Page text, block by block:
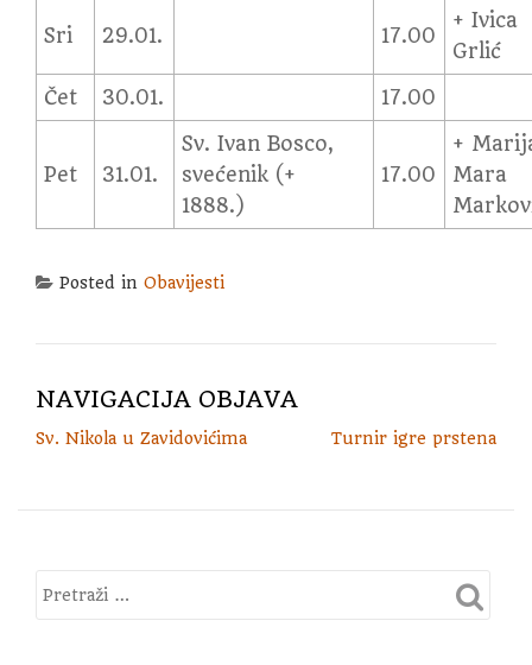
Sri 29.01. 17.00
+ Ivica
Grlić
Čet
30.01. 17.00
Pet 31.01.
Sv. Ivan Bosco,
svećenik (+
1888.)
17.00
+
Mara
Posted in Obavijesti
NAVIGACIJA OBJAVA
Sv. Nikola u Zavidovićima Turnir igre prstena